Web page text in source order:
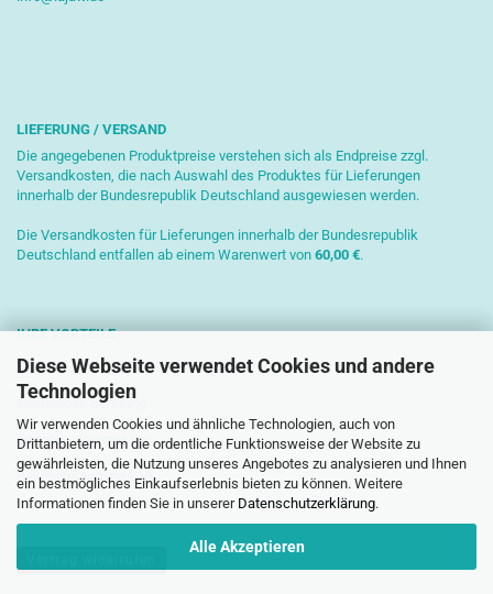
Diese Webseite verwendet Cookies und andere
Technologien
Wir verwenden Cookies und ähnliche Technologien, auch von
Drittanbietern, um die ordentliche Funktionsweise der Website zu
gewährleisten, die Nutzung unseres Angebotes zu analysieren und Ihnen
ein bestmögliches Einkaufserlebnis bieten zu können. Weitere
Informationen finden Sie in unserer Datenschutzerklärung.
Alle Akzeptieren
LIEFERUNG / VERSAND
Die angegebenen Produktpreise verstehen sich als Endpreise zzgl.
Versandkosten, die nach Auswahl des Produktes für Lieferungen
innerhalb der Bundesrepublik Deutschland ausgewiesen werden.
Die Versandkosten für Lieferungen innerhalb der Bundesrepublik
Deutschland entfallen ab einem Warenwert von 60,00 €.
IHRE VORTEILE
Sichere Zahlung mit SSL-Verschlüsselung
Kostenlose Beratung
Schnelle Versendung
Paketversand mit DHL